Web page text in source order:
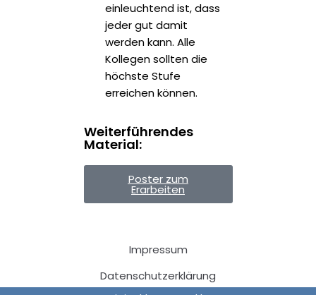
einleuchtend ist, dass
jeder gut damit
werden kann. Alle
Kollegen sollten die
höchste Stufe
erreichen können.
Weiterführendes
Material:
Poster zum
Erarbeiten
Impressum
Datenschutzerklärung